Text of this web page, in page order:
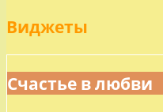
Виджеты
Счастье в любви